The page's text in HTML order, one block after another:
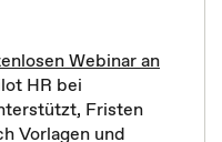
Webinar an
HR bei
Fristen
Vorlagen und